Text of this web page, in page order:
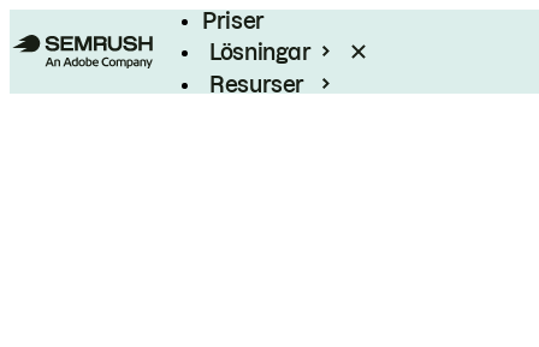
Priser
Lösningar
Resurser